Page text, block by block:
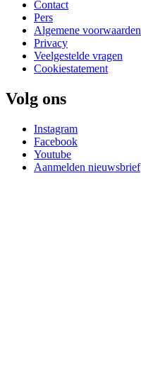
Contact
Pers
Algemene voorwaarden
Privacy
Veelgestelde vragen
Cookiestatement
Volg ons
Instagram
Facebook
Youtube
Aanmelden nieuwsbrief